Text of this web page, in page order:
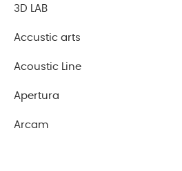
3D LAB
Accustic arts
Acoustic Line
Apertura
Arcam